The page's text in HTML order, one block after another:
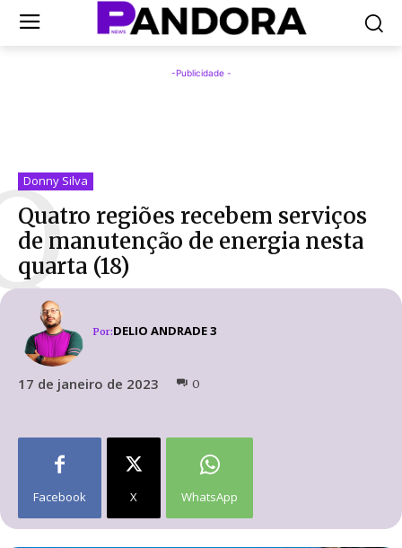
-Publicidade -
Donny Silva
Quatro regiões recebem serviços
de manutenção de energia nesta
quarta (18)
Por:DELIO ANDRADE 3
17 de janeiro de 2023 0
Facebook X WhatsApp